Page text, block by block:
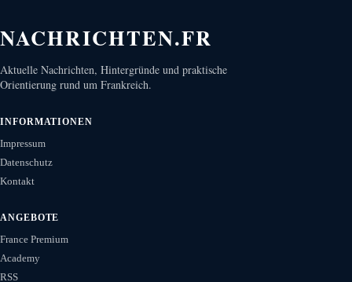
NACHRICHTEN.FR
Aktuelle Nachrichten, Hintergründe und praktische
Orientierung rund um Frankreich.
INFORMATIONEN
Impressum
Datenschutz
Kontakt
ANGEBOTE
France Premium
Academy
RSS